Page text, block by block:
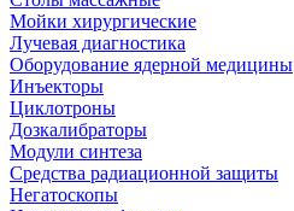
Мойки хирургические
Лучевая диагностика
Оборудование ядерной медицины
Инъекторы
Циклотроны
Дозкалибраторы
Модули синтеза
Средства радиационной защиты
Негатоскопы